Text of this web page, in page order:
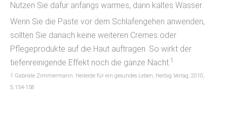
Nutzen Sie dafür anfangs warmes, dann kaltes Wasser.
Wenn Sie die Paste vor dem Schlafengehen anwenden,
sollten Sie danach keine weiteren Cremes oder
Pflegeprodukte auf die Haut auftragen. So wirkt der
tiefenreinigende Effekt noch die ganze Nacht.1
1 Gabriele Zimmermann: Heilerde für ein gesundes Leben, Herbig Verlag, 2010,
S.154-158